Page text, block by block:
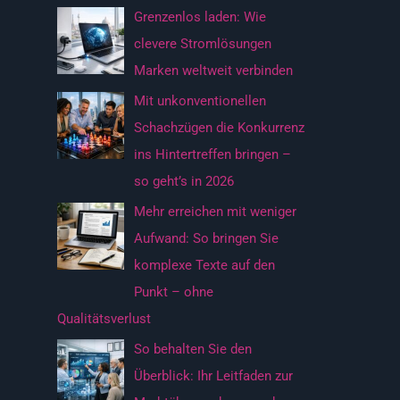
c
h
:
Grenzenlos laden: Wie
clevere Stromlösungen
Marken weltweit verbinden
Mit unkonventionellen
Schachzügen die Konkurrenz
ins Hintertreffen bringen –
so geht’s in 2026
Mehr erreichen mit weniger
Aufwand: So bringen Sie
komplexe Texte auf den
Punkt – ohne
Qualitätsverlust
So behalten Sie den
Überblick: Ihr Leitfaden zur